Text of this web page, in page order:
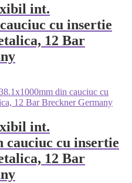
int.
cu insertie
12 Bar
int.
cauciuc cu insertie
12 Bar